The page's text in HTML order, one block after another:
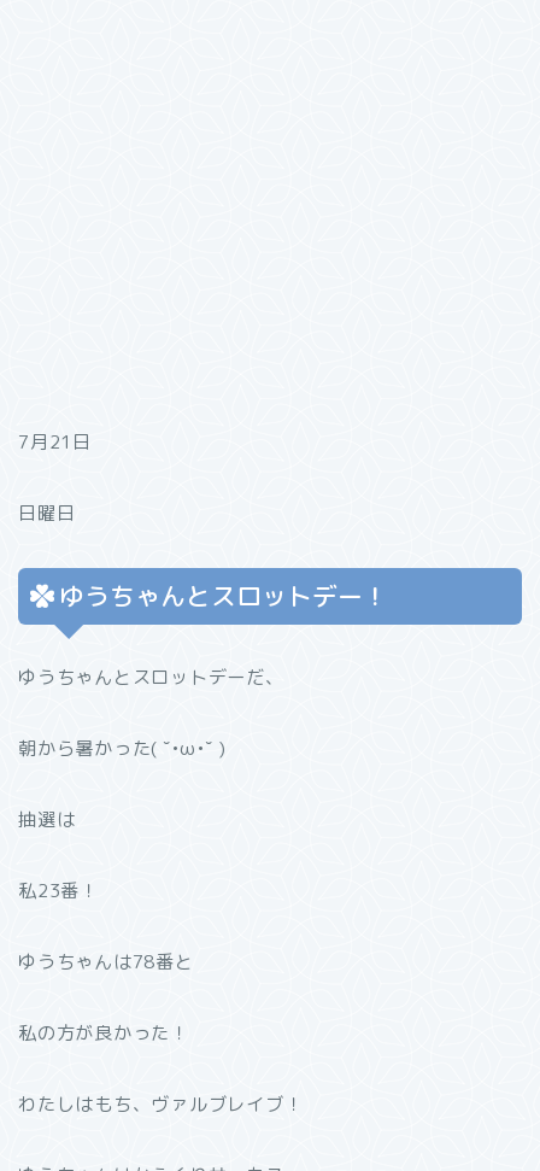
7月21日
日曜日
ゆうちゃんとスロットデー！
ゆうちゃんとスロットデーだ、
朝から暑かった( ˘•ω•˘ )
抽選は
私23番！
ゆうちゃんは78番と
私の方が良かった！
わたしはもち、ヴァルブレイブ！